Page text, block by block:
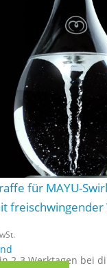
für MAYU-
2-3 Werktagen bei